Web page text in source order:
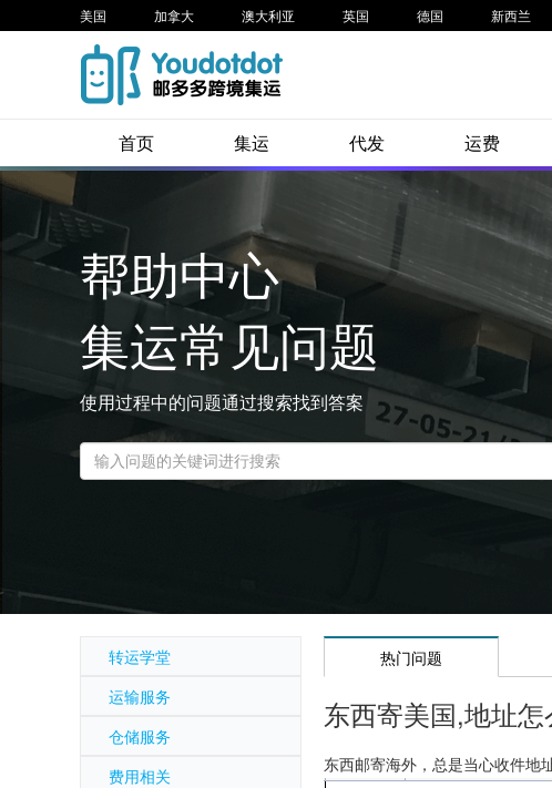
美国 加拿大 澳大利亚 英国 德国 新西兰
首页 集运 代发 运费
帮助中心
集运常见问题
使用过程中的问题通过搜索找到答案
转运学堂
运输服务
仓储服务
费用相关
热门问题
东西寄美国,地址
东西邮寄海外，总是当心收件地